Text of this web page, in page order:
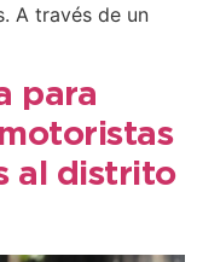
A través de un
para
al distrito